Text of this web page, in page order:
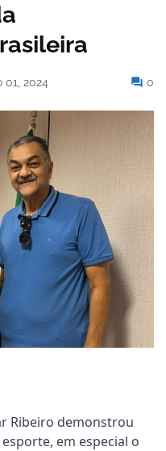
01, 2024 0
Ribeiro demonstrou
em especial o